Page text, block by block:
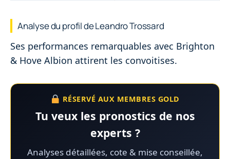
Analyse du profil de Leandro Trossard
Ses performances remarquables avec Brighton
& Hove Albion attirent les convoitises.
RÉSERVÉ AUX MEMBRES GOLD
Tu veux les pronostics de nos
experts ?
Analyses détaillées, cote & mise conseillée,